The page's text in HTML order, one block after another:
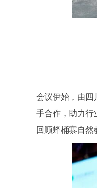
会议伊始，由四
手合作，助力行
回顾蜂桶寨自